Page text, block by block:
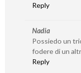
Reply
Nadia
Possiedo un
fodere di un
Reply